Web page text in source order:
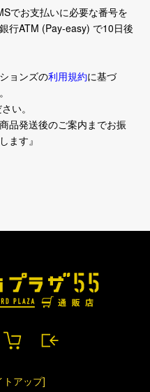
でお支払いに必要な番号を
行ATM (Pay-easy) で10日後
ョンズの利用規約に基づ
い。
品発送後のご案内までお振
ます』
アップ]